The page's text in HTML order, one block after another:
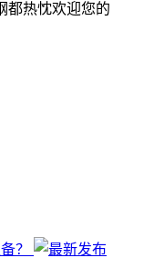
都热忱欢迎您的
？